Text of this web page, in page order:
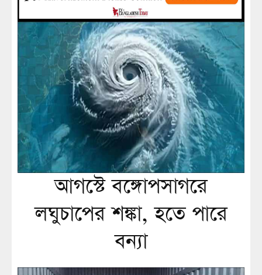
আগস্টে বঙ্গোপসাগরে
লঘুচাপের শঙ্কা, হতে পারে
বন্যা